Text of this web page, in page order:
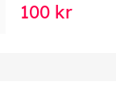
100 kr